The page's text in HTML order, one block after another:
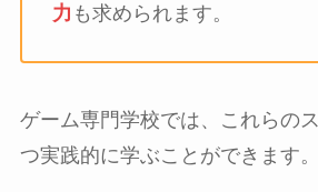
力 も求められます。
ゲーム専門学校では、これらの
つ実践的に学ぶことができます。